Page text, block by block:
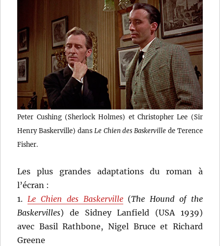
Peter Cushing (Sherlock Holmes) et Christopher Lee (Sir
Henry Baskerville) dans Le Chien des Baskerville de Terence
Fisher.
Les plus grandes adaptations du roman à
l’écran :
1.Le Chien des Baskerville(The Hound of the
Baskervilles) de Sidney Lanfield (USA 1939)
avec Basil Rathbone, Nigel Bruce et Richard
Greene